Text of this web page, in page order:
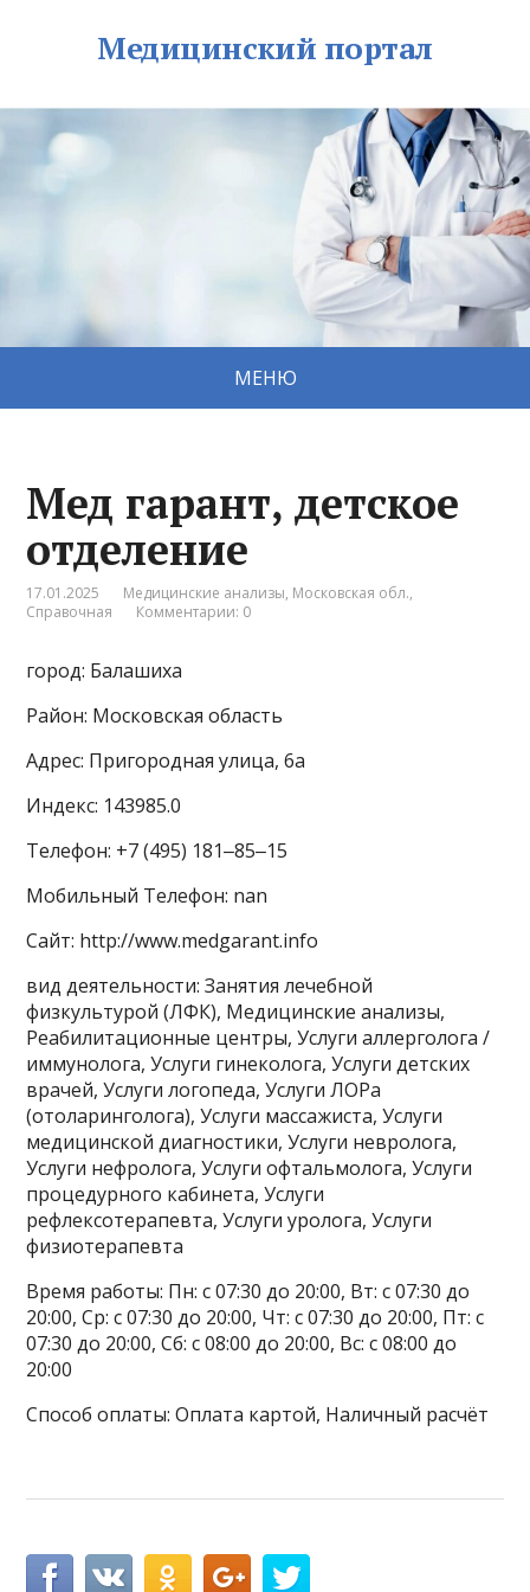
Медицинский портал
МЕНЮ
Мед гарант, детское
отделение
17.01.2025 Медицинские анализы, Московская обл.,
Справочная
Комментарии: 0
город: Балашиха
Район: Московская область
Адрес: Пригородная улица, 6а
Индекс: 143985.0
Телефон: +7 (495) 181‒85‒15
Мобильный Телефон: nan
Сайт: http://www.medgarant.info
вид деятельности: Занятия лечебной
физкультурой (ЛФК), Медицинские анализы,
Реабилитационные центры, Услуги аллерголога /
иммунолога, Услуги гинеколога, Услуги детских
врачей, Услуги логопеда, Услуги ЛОРа
(отоларинголога), Услуги массажиста, Услуги
медицинской диагностики, Услуги невролога,
Услуги нефролога, Услуги офтальмолога, Услуги
процедурного кабинета, Услуги
рефлексотерапевта, Услуги уролога, Услуги
физиотерапевта
Время работы: Пн: с 07:30 до 20:00, Вт: с 07:30 до
20:00, Ср: с 07:30 до 20:00, Чт: с 07:30 до 20:00, Пт: с
07:30 до 20:00, Сб: с 08:00 до 20:00, Вс: с 08:00 до
20:00
Способ оплаты: Оплата картой, Наличный расчёт